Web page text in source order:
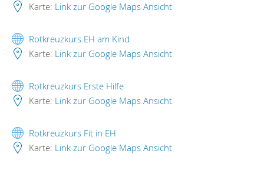
Karte: Link zur Google Maps Ansicht
Rotkreuzkurs EH am Kind
Karte: Link zur Google Maps Ansicht
Rotkreuzkurs Erste Hilfe
Karte: Link zur Google Maps Ansicht
Rotkreuzkurs Fit in EH
Karte: Link zur Google Maps Ansicht